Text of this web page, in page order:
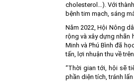
cholesterol…). Với
bệnh tim mạch, sáng
Năm 2022, Hội Nông
rộng và xây dựng nhãn
Minh và Phú Bình đã
tấn, lợi nhuận thu về
“Thời gian tới, hội sẽ
phần diện tích, tránh